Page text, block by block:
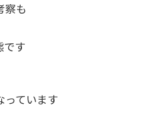
察も
す
ています